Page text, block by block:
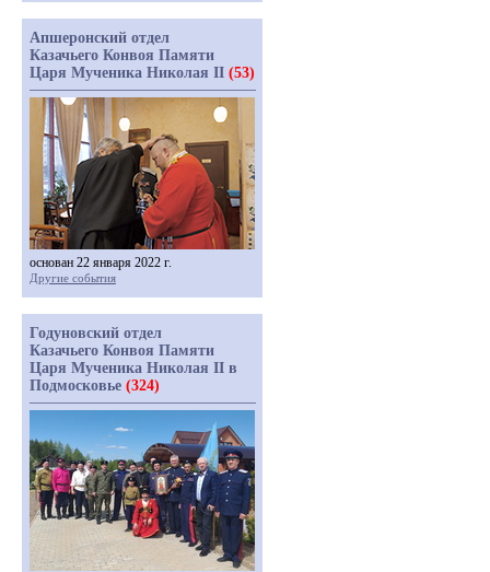
Апшеронский отдел
Казачьего Конвоя Памяти
Царя Мученика Николая II (53)
основан 22 января 2022 г.
Другие события
Годуновский отдел
Казачьего Конвоя Памяти
Царя Мученика Николая II в
Подмосковье (324)